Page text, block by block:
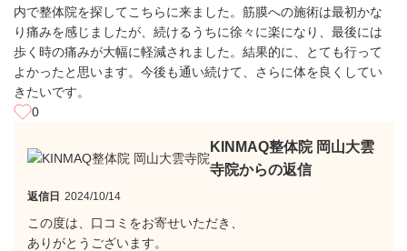
内で整体院を探してこちらに来ました。筋膜への施術は最初かな
り痛みを感じましたが、続けるうちに徐々に楽になり、最後には
歩く時の痛みが大幅に軽減されました。結果的に、とても行って
よかったと思います。今後も通い続けて、さらに体を良くしてい
きたいです。
0
KINMAQ整体院 岡山大雲
寺院からの返信
返信日 2024/10/14
この度は、口コミをお寄せいただき、
ありがとうございます。